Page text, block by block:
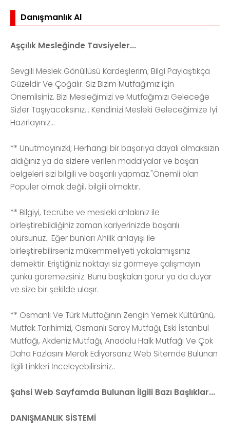
Danışmanlık Al
Aşçılık Mesleğinde Tavsiyeler...
Sevgili Meslek Gönüllüsü Kardeşlerim; Bilgi Paylaştıkça
Güzeldir Ve Çoğalır. Siz Bizim Mutfağımız için
Önemlisiniz. Bizi Mesleğimizi ve Mutfağımızı Geleceğe
Sizler Taşıyacaksınız... Kendinizi Mesleki Geleceğimize İyi
Hazırlayınız...
** Unutmayınızki; Herhangi bir başarıya dayalı olmaksızın
aldığınız ya da sizlere verilen madalyalar ve başarı
belgeleri sizi bilgili ve başarılı yapmaz."Önemli olan
Popüler olmak değil, bilgili olmaktır.
** Bilgiyi, tecrübe ve mesleki ahlakınız ile
birleştirebildiğiniz zaman kariyerinizde başarılı
olursunuz. Eğer bunları Ahilik anlayışı ile
birleştirebilirseniz mükemmeliyeti yakalamışsınız
demektir. Eriştiğiniz noktayı siz görmeye çalışmayın
çünkü göremezsiniz. Bunu başkaları görür ya da duyar
ve size bir şekilde ulaşır.
** Osmanlı Ve Türk Mutfağının Zengin Yemek Kültürünü,
Mutfak Tarihimizi, Osmanlı Saray Mutfağı, Eski İstanbul
Mutfağı, Akdeniz Mutfağı, Anadolu Halk Mutfağı Ve Çok
Daha Fazlasını Merak Ediyorsanız Web Sitemde Bulunan
İlgili Linkleri İnceleyebilirsiniz..
Şahsi Web Sayfamda Bulunan İlgili Bazı Başlıklar...
DANIŞMANLIK SİSTEMİ